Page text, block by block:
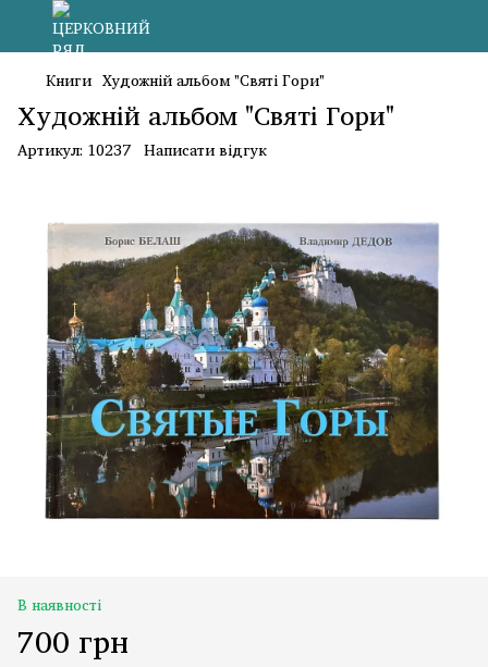
Книги Художній альбом "Святі Гори"
Художній альбом "Святі Гори"
Артикул: 10237 Написати відгук
В наявності
700 грн